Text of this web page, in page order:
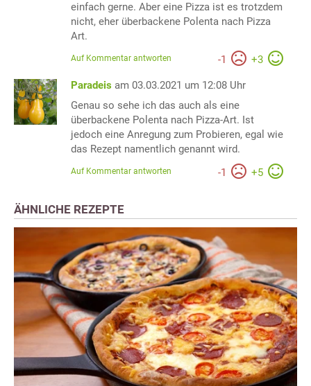
einfach gerne. Aber eine Pizza ist es trotzdem
nicht, eher überbackene Polenta nach Pizza
Art.
-1 +3
Auf Kommentar antworten
Paradeis am 03.03.2021 um 12:08 Uhr
Genau so sehe ich das auch als eine
überbackene Polenta nach Pizza-Art. Ist
jedoch eine Anregung zum Probieren, egal wie
das Rezept namentlich genannt wird.
-1 +5
Auf Kommentar antworten
ÄHNLICHE REZEPTE